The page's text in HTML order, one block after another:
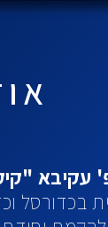
עקיבא
בכדורסל